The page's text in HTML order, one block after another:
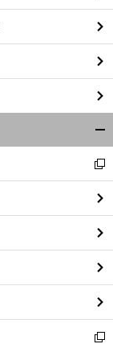
閉
る
新
し
い
ウ
ィ
ン
ド
ウ
で
開
く
新